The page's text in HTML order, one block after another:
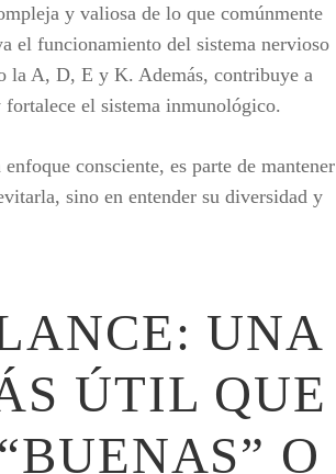
y valiosa de lo que comúnmente
el funcionamiento del sistema nervioso
la A, D, E y K. Además, contribuye a
el sistema inmunológico.
consciente, es parte de mantener
sino en entender su diversidad y
UNA
ÚTIL QUE
O